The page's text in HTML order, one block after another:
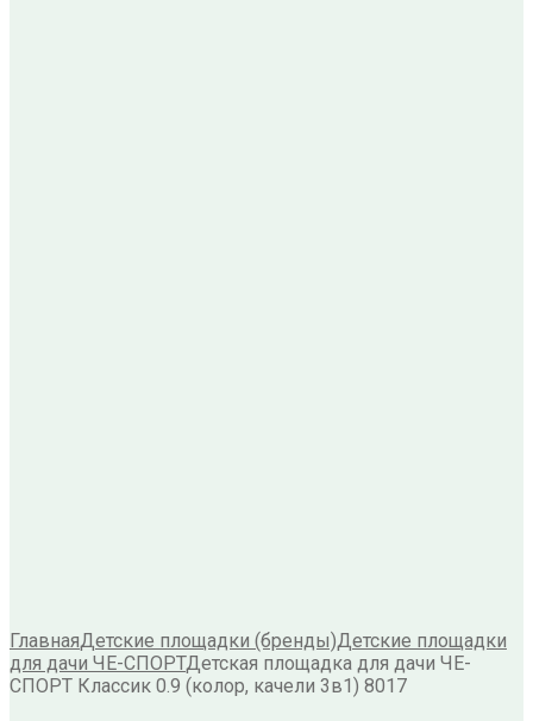
ГлавнаяДетские площадки (бренды)Детские площадки
для дачи ЧЕ-СПОРТДетская площадка для дачи ЧЕ-
СПОРТ Классик 0.9 (колор, качели 3в1) 8017